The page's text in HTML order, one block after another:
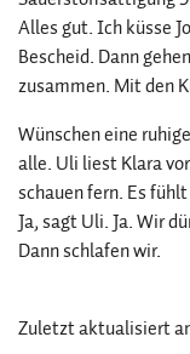
Alles gut. Ich küsse
Bescheid. Dann
zusammen. Mit den
Wünschen eine
alle. Uli liest Klara
schauen fern. Es
Ja, sagt Uli. Ja. Wir
Dann schlafen wir.
Zuletzt aktualisiert